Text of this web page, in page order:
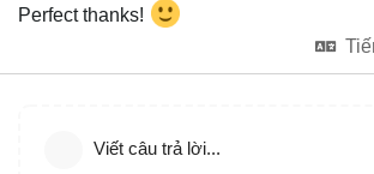
Perfect thanks!
Viết câu trả lời...